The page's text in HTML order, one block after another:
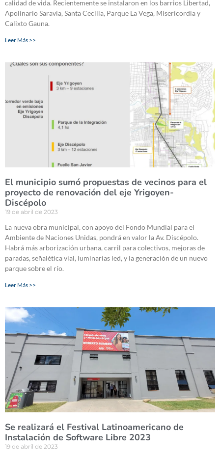
calidad de vida. Recientemente se instalaron en los barrios Libertad,
Apolinario Saravia, Santa Cecilia, Parque La Vega, Misericordia y
Calixto Gauna.
Leer Más >>
El municipio sumó propuestas de vecinos para el
proyecto de renovación del eje Yrigoyen-
Discépolo
19 de abril de 2023
La nueva obra municipal, con apoyo del Fondo Mundial para el
Ambiente de Naciones Unidas, pondrá en valor la Av. Discépolo.
Habrá más arborización urbana, carril para colectivos, mejoras de
paradas, señalética vial, luminarias led, y la generación de un nuevo
parque sobre el río.
Leer Más >>
Se realizará el Festival Latinoamericano de
Instalación de Software Libre 2023
19 de abril de 2023